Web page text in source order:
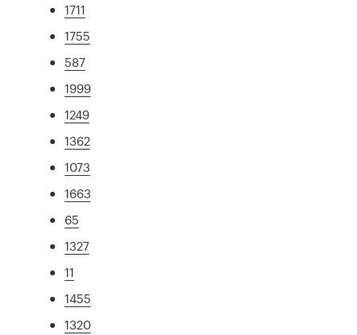
1711
1755
587
1999
1249
1362
1073
1663
65
1327
11
1455
1320